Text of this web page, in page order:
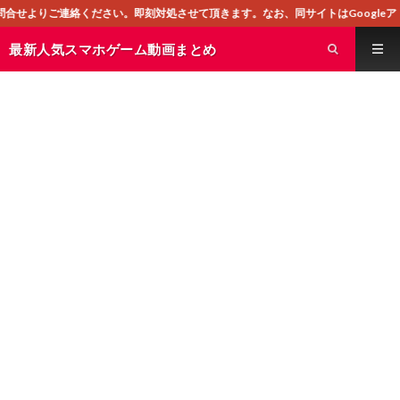
い。即刻対処させて頂きます。なお、同サイトはGoogleアドセンスによる広告
最新人気スマホゲーム動画まとめ